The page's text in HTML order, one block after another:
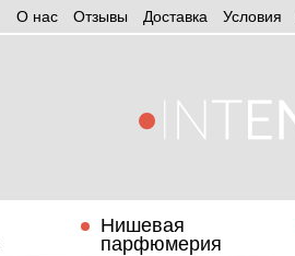
О нас Отзывы Доставка Условия
Нишевая
парфюмерия